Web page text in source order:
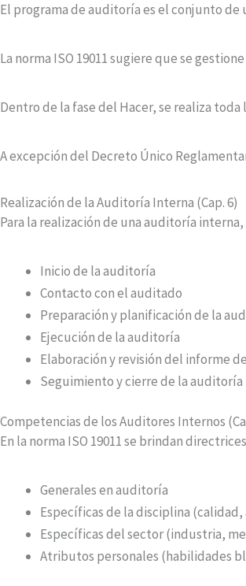
El programa de auditoría es el conjunto
La norma ISO 19011 sugiere que se
Dentro de la fase del Hacer, se realiza
A excepción del Decreto Único
Realización de la Auditoría Interna (Cap. 6)
Para la realización de una auditoría
Inicio de la auditoría
Contacto con el auditado
Preparación y planificación de la
Ejecución de la auditoría
Elaboración y revisión del informe
Seguimiento y cierre de la auditoría
Competencias de los Auditores Internos
En la norma ISO 19011 se brindan
Generales en auditoría
Específicas de la disciplina
Específicas del sector (industria,
Atributos personales (habilidades